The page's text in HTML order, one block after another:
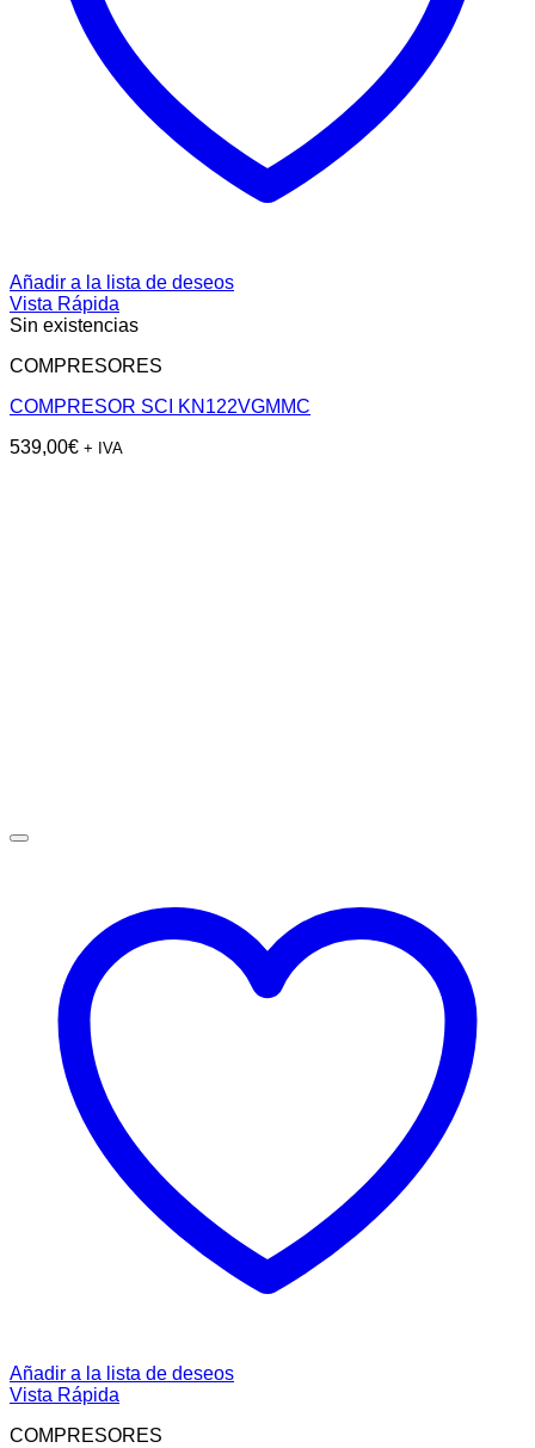
Añadir a la lista de deseos
Vista Rápida
Sin existencias
COMPRESORES
COMPRESOR SCI KN122VGMMC
539,00€ + IVA
Añadir a la lista de deseos
Vista Rápida
COMPRESORES